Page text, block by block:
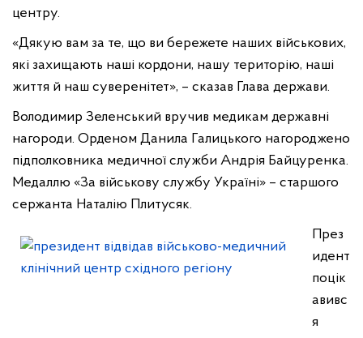
центру.
«Дякую вам за те, що ви бережете наших військових,
які захищають наші кордони, нашу територію, наші
життя й наш суверенітет», – сказав Глава держави.
Володимир Зеленський вручив медикам державні
нагороди. Орденом Данила Галицького нагороджено
підполковника медичної служби Андрія Байцуренка.
Медаллю «За військову службу Україні» – старшого
сержанта Наталію Плитусяк.
През
идент
поцік
авивс
я